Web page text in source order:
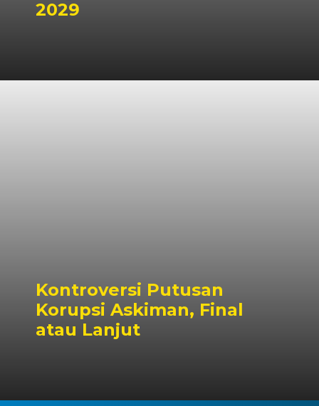
2029
Kontroversi Putusan
Korupsi Askiman, Final
atau Lanjut